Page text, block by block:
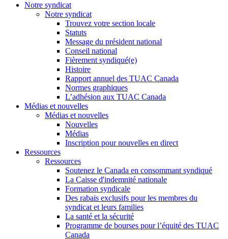
Notre syndicat
Notre syndicat
Trouvez votre section locale
Statuts
Message du président national
Conseil national
Fièrement syndiqué(e)
Histoire
Rapport annuel des TUAC Canada
Normes graphiques
L’adhésion aux TUAC Canada
Médias et nouvelles
Médias et nouvelles
Nouvelles
Médias
Inscription pour nouvelles en direct
Ressources
Ressources
Soutenez le Canada en consommant syndiqué
La Caisse d'indemnité nationale
Formation syndicale
Des rabais exclusifs pour les membres du
syndicat et leurs families
La santé et la sécurité
Programme de bourses pour l’équité des TUAC
Canada